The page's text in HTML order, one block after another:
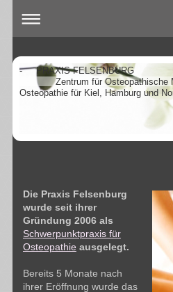
- PRAXIS FELSENBURG
Zentrum für Osteopathische
Osteopathie für Kiel, Hamburg und
Die Praxis Felsenburg
wurde seit ihrer
Gründung 2006 als
Schwerpunktpraxis für
Osteopathie ausgelegt.
Bereits 5 Monate nach
ihrer Eröffnung wurde das